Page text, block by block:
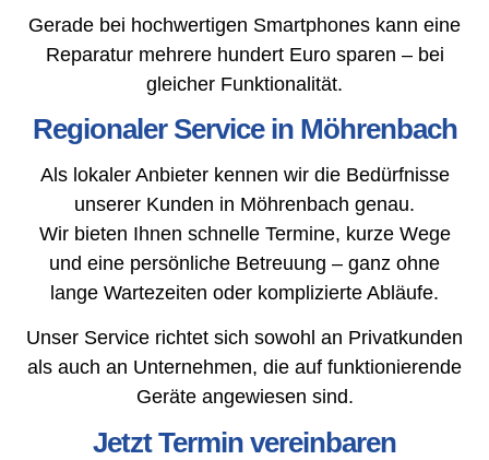
Gerade bei hochwertigen Smartphones kann eine
Reparatur mehrere hundert Euro sparen – bei
gleicher Funktionalität.
Regionaler Service in Möhrenbach
Als lokaler Anbieter kennen wir die Bedürfnisse
unserer Kunden in Möhrenbach genau.
Wir bieten Ihnen schnelle Termine, kurze Wege
und eine persönliche Betreuung – ganz ohne
lange Wartezeiten oder komplizierte Abläufe.
Unser Service richtet sich sowohl an Privatkunden
als auch an Unternehmen, die auf funktionierende
Geräte angewiesen sind.
Jetzt Termin vereinbaren